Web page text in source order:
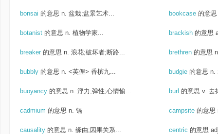
bonsai 的意思 n. 盆栽;盆景艺术... bookcase 的意思
botanist 的意思 n. 植物学家... brackish 的意思
breaker 的意思 n. 浪花;破坏者;断路... brethren 的意思
bubbly 的意思 n. <英俚> 香槟九... budgie 的意思 n.
buoyancy 的意思 n. 浮力;弹性;心情愉... burl 的意思 v. 去
cadmium 的意思 n. 镉 campsite 的意思
causality 的意思 n. 缘由;因果关系... centric 的意思